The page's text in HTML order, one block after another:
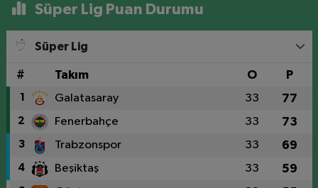
Süper Lig Puan Durumu
Süper Lig
# Takım O P
1 Galatasaray 33 77
2 Fenerbahçe 33 73
3 Trabzonspor 33 69
4 Beşiktaş 33 59